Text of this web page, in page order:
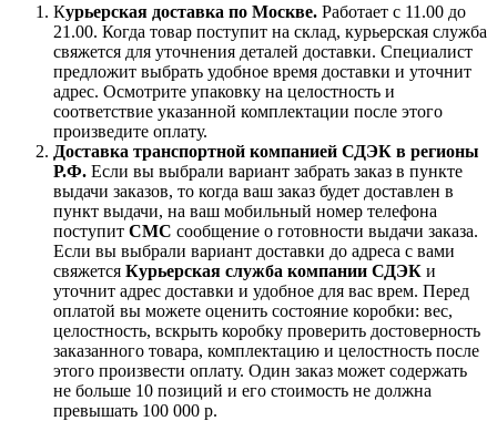
Курьерская доставка по Москве. Работает с 11.00 до
21.00. Когда товар поступит на склад, курьерская служба
свяжется для уточнения деталей доставки. Специалист
предложит выбрать удобное время доставки и уточнит
адрес. Осмотрите упаковку на целостность и
соответствие указанной комплектации после этого
произведите оплату.
Доставка транспортной компанией СДЭК в регионы
Р.Ф. Если вы выбрали вариант забрать заказ в пункте
выдачи заказов, то когда ваш заказ будет доставлен в
пункт выдачи, на ваш мобильный номер телефона
поступит СМС сообщение о готовности выдачи заказа.
Если вы выбрали вариант доставки до адреса с вами
свяжется Курьерская служба компании СДЭК и
уточнит адрес доставки и удобное для вас врем. Перед
оплатой вы можете оценить состояние коробки: вес,
целостность, вскрыть коробку проверить достоверность
заказанного товара, комплектацию и целостность после
этого произвести оплату. Один заказ может содержать
не больше 10 позиций и его стоимость не должна
превышать 100 000 р.